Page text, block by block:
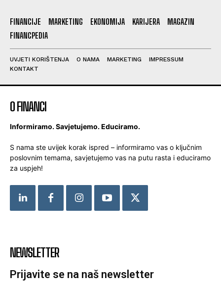
FINANCIJE MARKETING EKONOMIJA KARIJERA
MAGAZIN
FINANCPEDIA
UVJETI KORIŠTENJA O NAMA MARKETING
IMPRESSUM
KONTAKT
O FINANCI
Informiramo. Savjetujemo. Educiramo.
S nama ste uvijek korak ispred – informiramo vas o ključnim
poslovnim temama, savjetujemo vas na putu rasta i educiramo
za uspjeh!
NEWSLETTER
Prijavite se na naš newsletter